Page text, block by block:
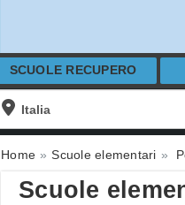
SCUOLE RECUPERO
Home Scuole elementari
Scuole